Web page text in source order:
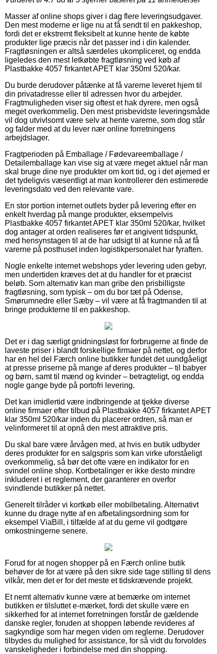
Masser af online shops giver i dag flere leveringsudgaver.
Den mest moderne er lige nu at få sendt til en pakkeshop,
fordi det er ekstremt fleksibelt at kunne hente de købte
produkter lige præcis når det passer ind i din kalender.
Fragtløsningen er altså særdeles ukompliceret, og endda
ligeledes den mest letkøbte fragtløsning ved køb af
Plastbakke 4057 firkantet APET klar 350ml 520/kar.
Du burde derudover påtænke at få varerne leveret hjem til
din privatadresse eller til adressen hvor du arbejder.
Fragtmuligheden viser sig oftest et hak dyrere, men også
meget overkommelig. Den mest prisbevidste leveringsmåde
vil dog utvivlsomt være selv at hente varerne, som dog står
og falder med at du lever nær online forretningens
arbejdslager.
Fragtperioden på Emballage / Fødevareemballage /
Detailemballage kan vise sig at være meget aktuel når man
skal bruge dine nye produkter om kort tid, og i det øjemed er
det tydeligvis væsentligt at man kontrollerer den estimerede
leveringsdato ved den relevante vare.
En stor portion internet outlets byder på levering efter en
enkelt hverdag på mange produkter, eksempelvis
Plastbakke 4057 firkantet APET klar 350ml 520/kar, hvilket
dog antager at orden realiseres før et angivent tidspunkt,
med hensynstagen til at de har udsigt til at kunne nå at få
varerne på posthuset inden logistikpersonalet har fyraften.
Nogle enkelte internet webshops yder levering uden gebyr,
men undertiden kræves det at du handler for et præcist
beløb. Som alternativ kan man gribe den prisbilligste
fragtløsning, som typisk – om du bor tæt på Odense,
Smørumnedre eller Sæby – vil være at få fragtmanden til at
bringe produkterne til en pakkeshop.
Det er i dag særligt gnidningsløst for forbrugerne at finde de
laveste priser i blandt forskellige firmaer på nettet, og derfor
har en hel del Færch online butikker fundet det uundgåeligt
at presse priserne på mange af deres produkter – til babyer
og børn, samt til mænd og kvinder – betragteligt, og endda
nogle gange byde på portofri levering.
Det kan imidlertid være indbringende at tjekke diverse
online firmaer efter tilbud på Plastbakke 4057 firkantet APET
klar 350ml 520/kar inden du placerer ordren, så man er
velinformeret til at opnå den mest attraktive pris.
Du skal bare være årvågen med, at hvis en butik udbyder
deres produkter for en salgspris som kan virke uforståeligt
overkommelig, så bør det ofte være en indikator for en
svindel online shop. Kortbetalinger er ikke desto mindre
inkluderet i et reglement, der garanterer en overfor
svindlende butikker på nettet.
Generelt tilråder vi kortkøb eller mobilbetaling. Alternativt
kunne du drage nytte af en afbetalingsordning som for
eksempel ViaBill, i tilfælde af at du gerne vil godtgøre
omkostningerne senere.
Forud for at nogen shopper på en Færch online butik
behøver de for at være på den sikre side tage stilling til dens
vilkår, men det er for det meste et tidskrævende projekt.
Et nemt alternativ kunne være at bemærke om internet
butikken er tilsluttet e-mærket, fordi det skulle være en
sikkerhed for at internet forretningen forstår de gældende
danske regler, foruden at shoppen løbende revideres af
sagkyndige som har megen viden om reglerne. Derudover
tilbydes du mulighed for assistance, for så vidt du forvoldes
vanskeligheder i forbindelse med din shopping.